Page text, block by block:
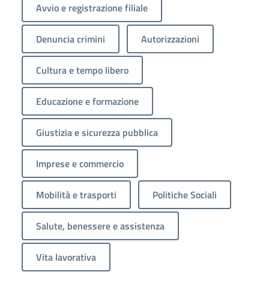
Avvio e registrazione filiale
Denuncia crimini Autorizzazioni
Cultura e tempo libero
Educazione e formazione
Giustizia e sicurezza pubblica
Imprese e commercio
Mobilità e trasporti Politiche Sociali
Salute, benessere e assistenza
Vita lavorativa